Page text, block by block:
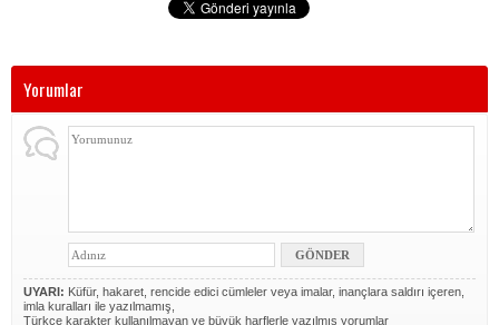
Yorumlar
UYARI: Küfür, hakaret, rencide edici cümleler veya imalar, inançlara saldırı içeren,
imla kuralları ile yazılmamış,
Türkçe karakter kullanılmayan ve büyük harflerle yazılmış yorumlar